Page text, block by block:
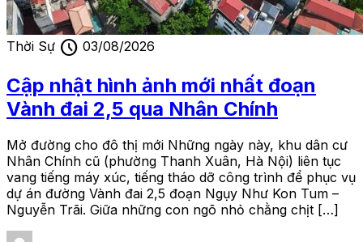
Thời Sự schedule 03/08/2026
Cập nhật hình ảnh mới nhất đoạn
Vành đai 2,5 qua Nhân Chính
Mở đường cho đô thị mới Những ngày này, khu dân cư
Nhân Chính cũ (phường Thanh Xuân, Hà Nội) liên tục
vang tiếng máy xúc, tiếng tháo dỡ công trình để phục vụ
dự án đường Vành đai 2,5 đoạn Ngụy Như Kon Tum –
Nguyễn Trãi. Giữa những con ngõ nhỏ chằng chịt […]